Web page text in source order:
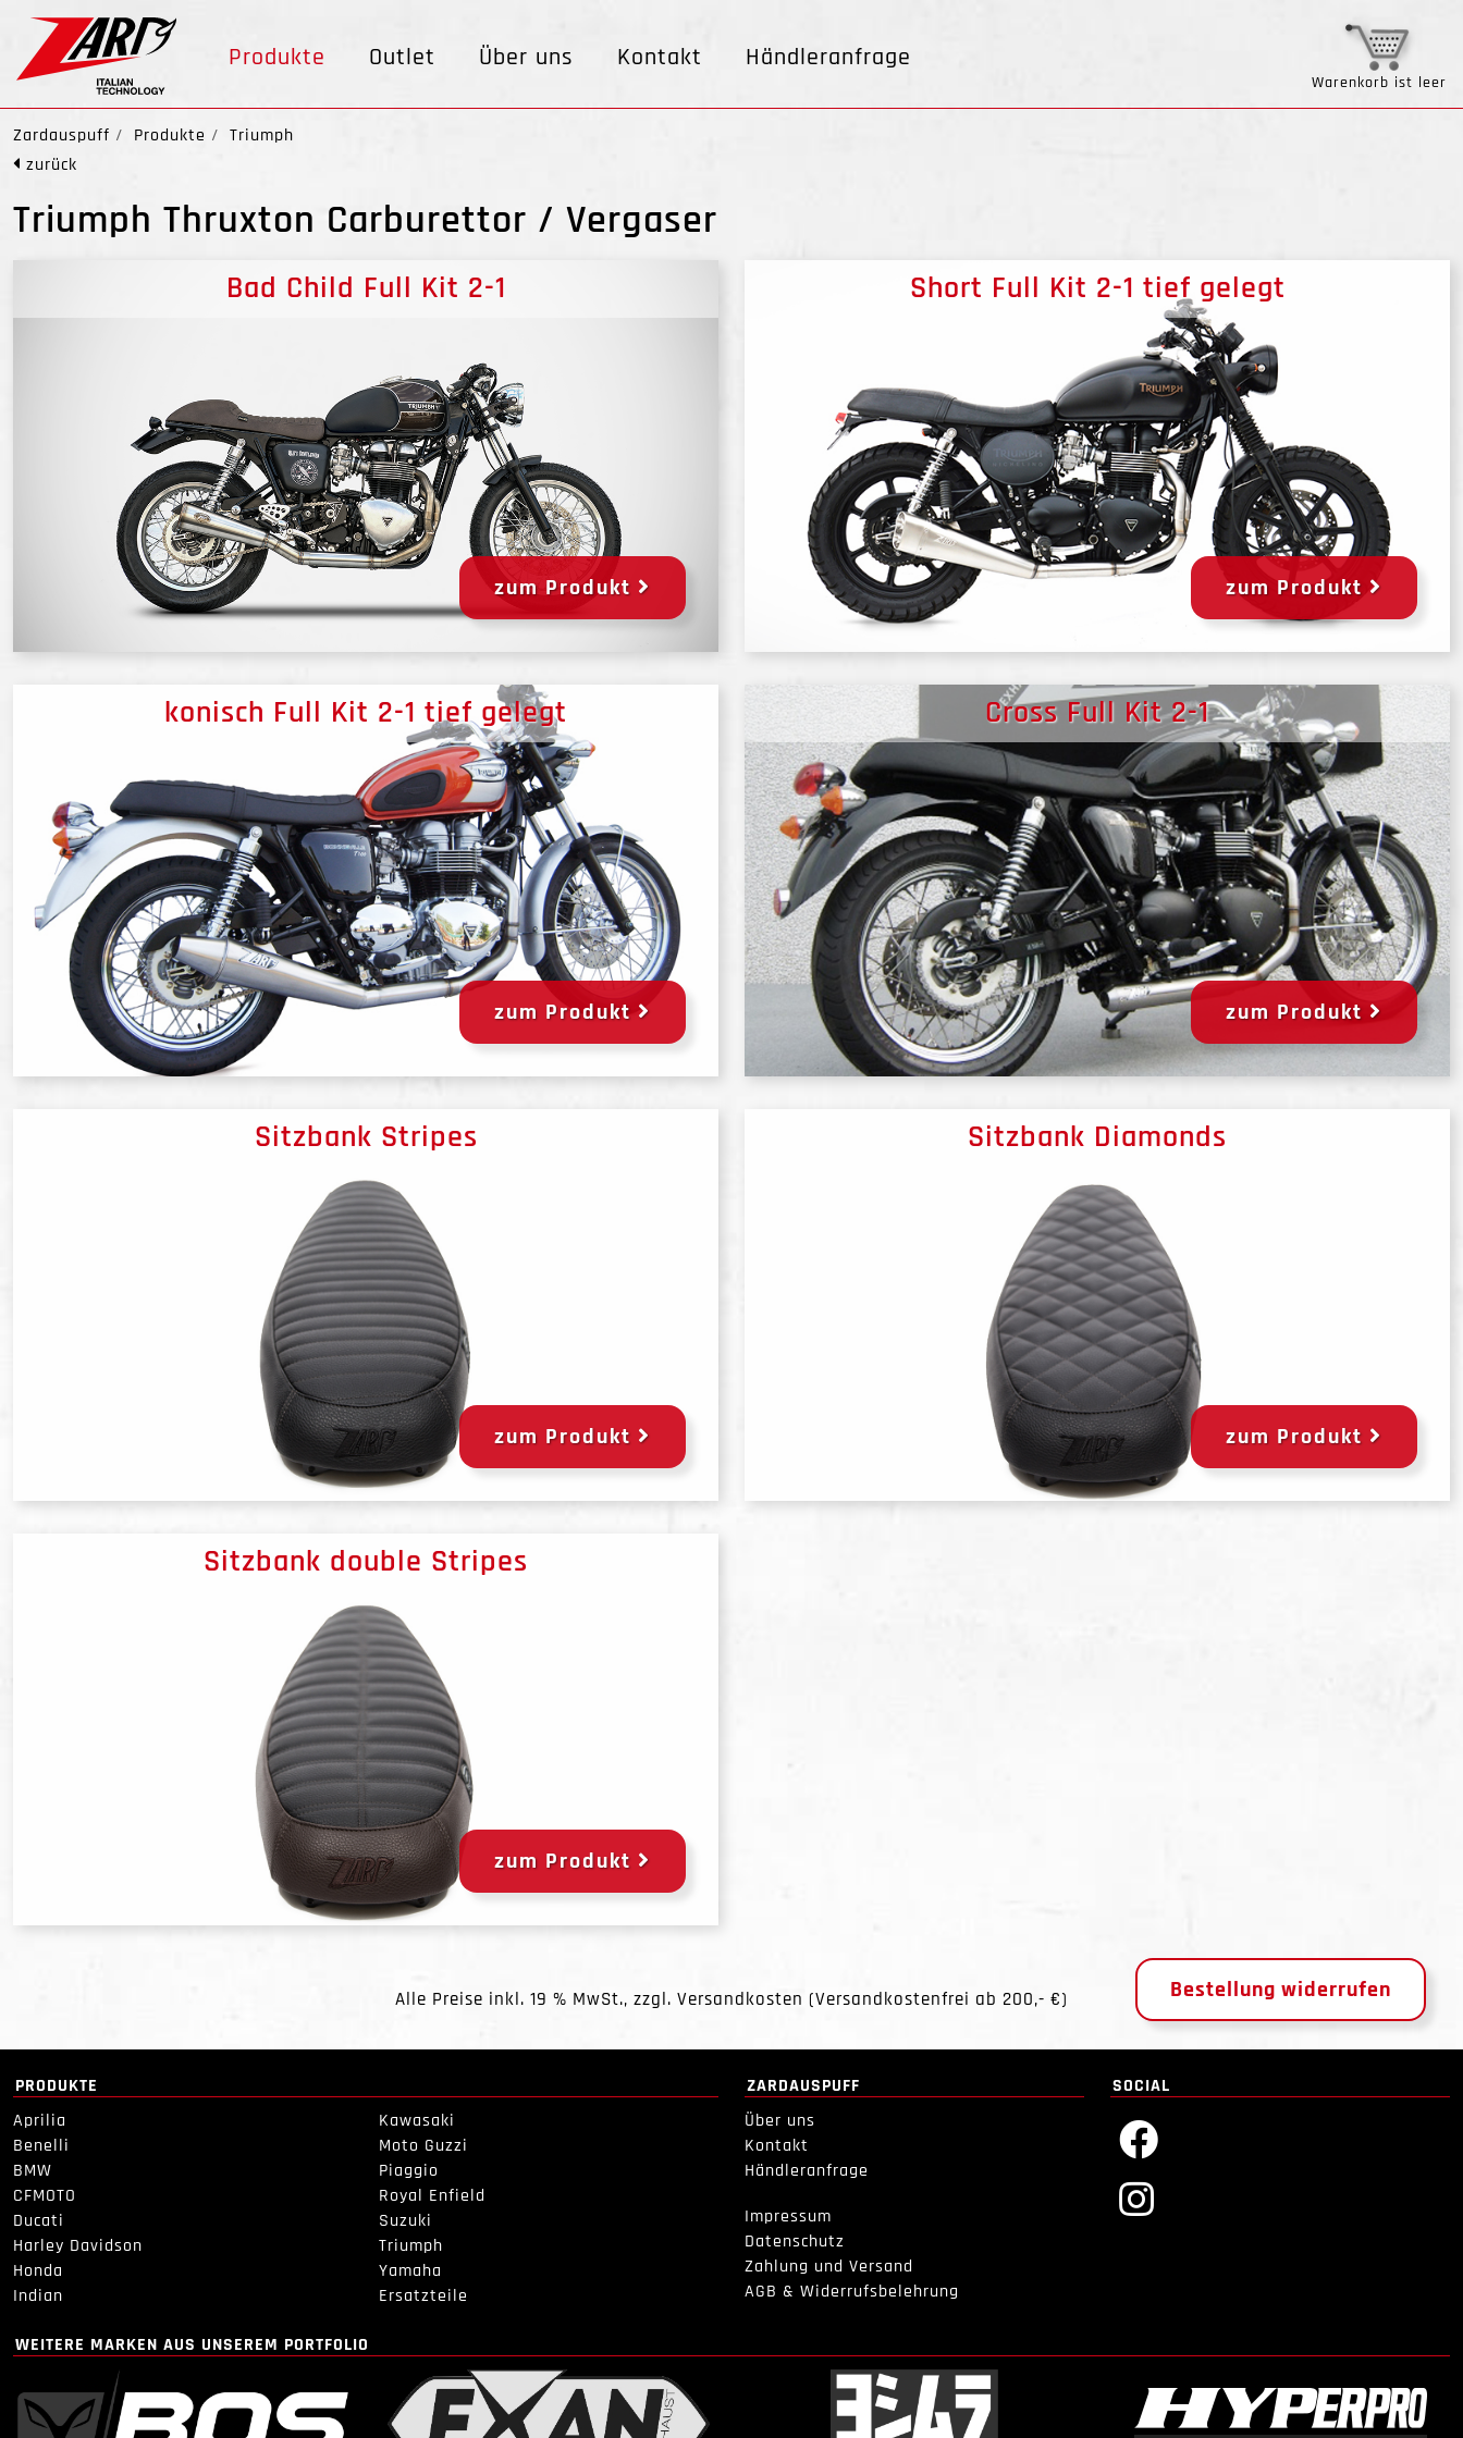
Produkte Outlet Über uns Kontakt Händleranfrage
Warenkorb ist leer
Zardauspuff Produkte
Triumph
zurück
Triumph Thruxton Carburettor / Vergaser
Bad Child Full Kit 2-1
zum Produkt
Short Full Kit 2-1 tief gelegt
zum Produkt
konisch Full Kit 2-1 tief gelegt
zum Produkt
Cross Full Kit 2-1
zum Produkt
Sitzbank Stripes
zum Produkt
Sitzbank Diamonds
zum Produkt
Sitzbank double Stripes
zum Produkt
Alle Preise inkl. 19 % MwSt., zzgl. Versandkosten (Versandkostenfrei ab 200,- €) Bestellung widerrufen
PRODUKTE
Aprilia
Benelli
BMW
CFMOTO
Ducati
Harley Davidson
Honda
Indian
Kawasaki
Moto Guzzi
Piaggio
Royal Enfield
Suzuki
Triumph
Yamaha
Ersatzteile
ZARDAUSPUFF
Über uns
Kontakt
Händleranfrage
Impressum
Datenschutz
Zahlung und Versand
AGB & Widerrufsbelehrung
SOCIAL
WEITERE MARKEN AUS UNSEREM PORTFOLIO